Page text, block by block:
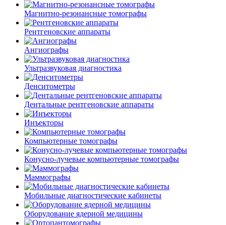
Магнитно-резонансные томографы
Рентгеновские аппараты
Ангиографы
Ультразвуковая диагностика
Денситометры
Дентальные рентгеновские аппараты
Инъекторы
Компьютерные томографы
Конусно-лучевые компьютерные томографы
Маммографы
Мобильные диагностические кабинеты
Оборудование ядерной медицины